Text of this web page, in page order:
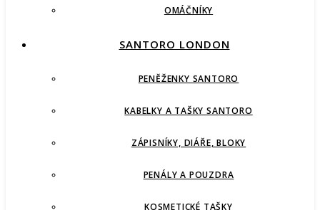
OMÁČNÍKY
SANTORO LONDON
PENĚŽENKY SANTORO
KABELKY A TAŠKY SANTORO
ZÁPISNÍKY, DIÁŘE, BLOKY
PENÁLY A POUZDRA
KOSMETICKÉ TAŠKY